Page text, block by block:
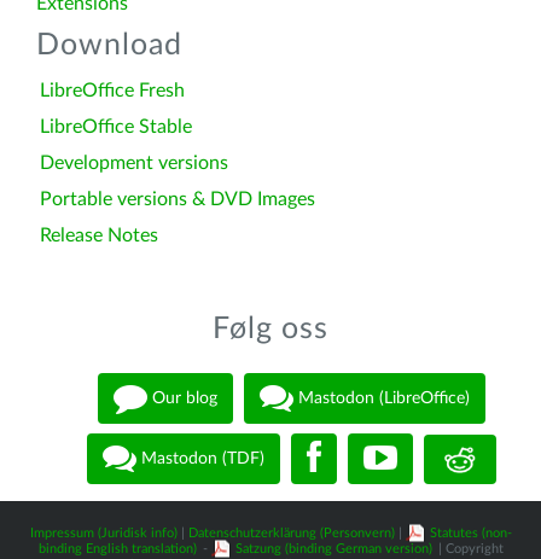
Download
LibreOffice Fresh
LibreOffice Stable
Development versions
Portable versions & DVD Images
Release Notes
Følg oss
Our blog Mastodon (LibreOffice)
Mastodon (TDF)
Impressum (Juridisk info)| Datenschutzerklärung (Personvern)|
Statutes (non-
binding English translation) - Satzung (binding German version)
| Copyright